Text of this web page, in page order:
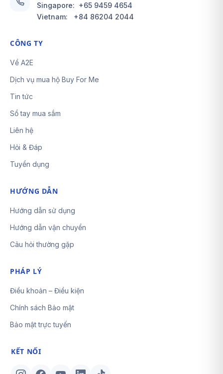
Singapore: +65 9459 4654
Vietnam: +84 86204 2044
CÔNG TY
Về A2E
Dịch vụ mua hộ Buy For Me
Tin tức
Sổ tay mua sắm
Liên hệ
Hỏi & Đáp
Tuyển dụng
HƯỚNG DẪN
Hướng dẫn sử dụng
Hướng dẫn vận chuyển
Câu hỏi thường gặp
PHÁP LÝ
Điều khoản – Điều kiện
Chính sách Bảo mật
Bảo mật trực tuyến
KẾT NỐI